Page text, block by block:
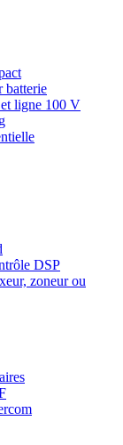
batterie
ligne 100 V
DSP
zoneur ou